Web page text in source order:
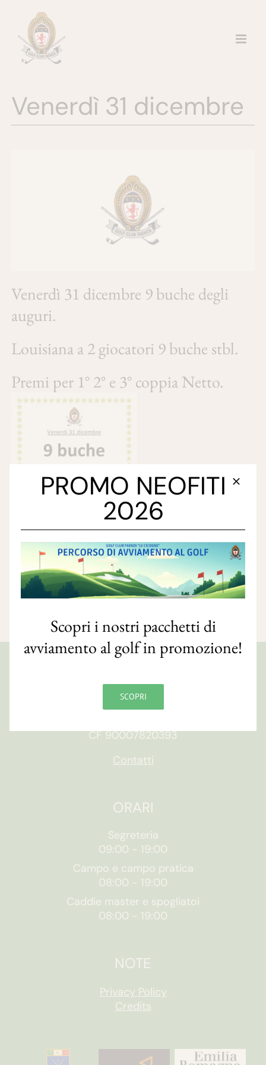
contenuto
Venerdì 31 dicembre
Venerdì 31 dicembre 9 buche degli
auguri.
Louisiana a 2 giocatori 9 buche stbl.
Premi per 1° 2° e 3° coppia Netto.
Via S. Orsola, 10/e
CF 90007820393
Contatti
ORARI
Segreteria
09:00 - 19:00
Campo e campo pratica
08:00 - 19:00
Caddie master e spogliatoi
08:00 - 19:00
NOTE
Privacy Policy
Credits
PROMO NEOFITI
2026
Scopri i nostri pacchetti di
avviamento al golf in promozione!
SCOPRI